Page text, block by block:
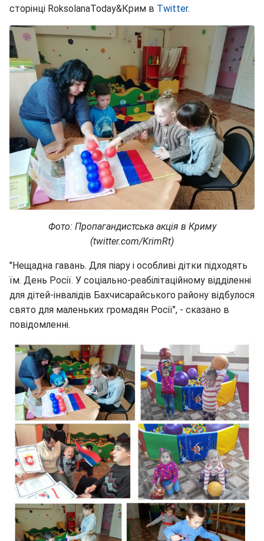
сторінці RoksolanaToday&Крим в Twitter.
Фото: Пропагандистська акція в Криму
(twitter.com/KrimRt)
"Нещадна гавань. Для піару і особливі дітки підходять
їм. День Росії. У соціально-реабілітаційному відділенні
для дітей-інвалідів Бахчисарайського району відбулося
свято для маленьких громадян Росії", - сказано в
повідомленні.